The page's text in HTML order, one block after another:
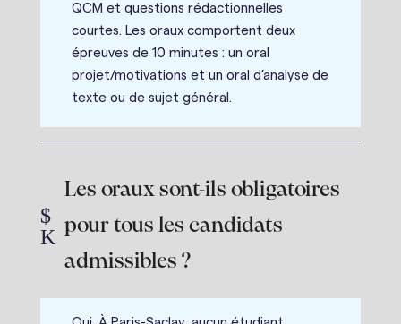
QCM et questions rédactionnelles
courtes. Les oraux comportent deux
épreuves de 10 minutes : un oral
projet/motivations et un oral d’analyse de
texte ou de sujet général.
Les oraux sont-ils obligatoires
pour tous les candidats
admissibles ?
$
K